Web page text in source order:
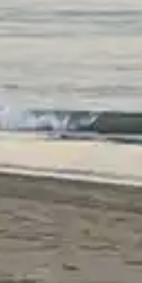
3,50€ DI
>
ulteriori
uno
nella pagina